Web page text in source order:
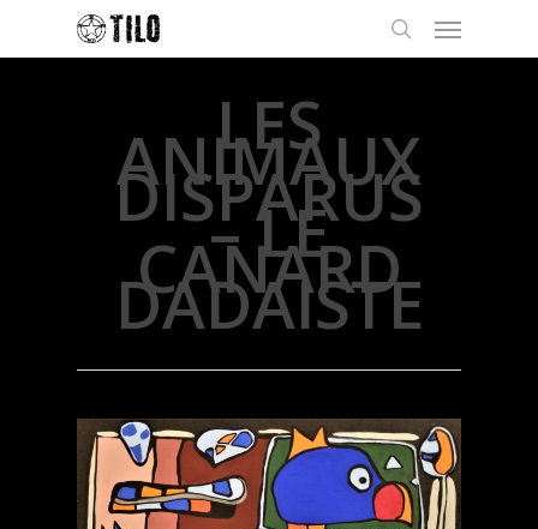
LES
ANIMAUX
DISPARUS
– LE
CANARD
DADAISTE